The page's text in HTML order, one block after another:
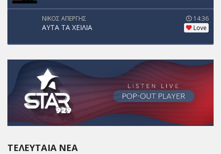
ΝΙΚΟΣ ΑΠΕΡΓΗΣ
ΑΥΤΑ ΤΑ ΧΕΙΛΙΑ
14:36
Love
ΤΕΛΕΥΤΑΊΑ ΝΈΑ